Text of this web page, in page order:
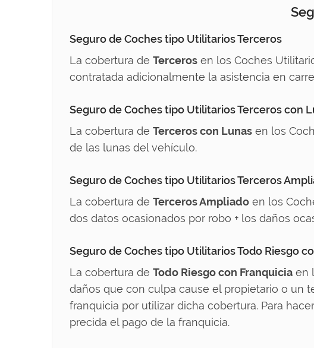
Seguro de Coches tipo Utilitarios Terceros
La cobertura deTerceros en los Coches
contratada adicionalmente la asistencia en
Seguro de Coches tipo Utilitarios Terceros con
La cobertura deTerceros con Lunas en los
de las lunas del vehículo.
Seguro de Coches tipo Utilitarios Terceros
La cobertura deTerceros Ampliado en los
dos datos ocasionados por robo + los daños
Seguro de Coches tipo Utilitarios Todo Riesgo
La cobertura deTodo Riesgo con Franquicia en
daños que con culpa cause el propietario o un
franquicia por utilizar dicha cobertura. Para
precida el pago de la franquicia.